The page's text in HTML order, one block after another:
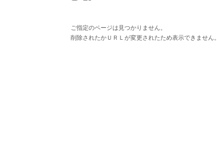
ご指定のページは見つかりません。
削除されたかＵＲＬが変更されたため表示できません。